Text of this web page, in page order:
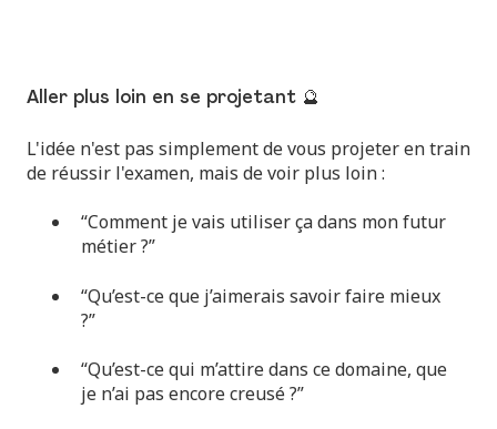
Aller plus loin en se projetant 🔮
L'idée n'est pas simplement de vous projeter en train
de réussir l'examen, mais de voir plus loin :
“Comment je vais utiliser ça dans mon futur
métier ?”
“Qu’est-ce que j’aimerais savoir faire mieux
?”
“Qu’est-ce qui m’attire dans ce domaine, que
je n’ai pas encore creusé ?”